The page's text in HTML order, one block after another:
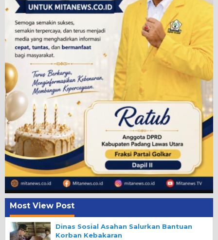
Most View Post
Dinas Sosial Asahan Salurkan Bantuan
Korban Kebakaran